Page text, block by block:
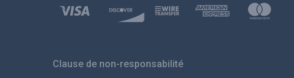
Clause de non-responsabilité